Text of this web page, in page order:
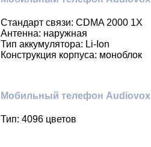
Стандарт связи: CDMA 2000 1X
Антенна: наружная
Тип аккумулятора: Li-Ion
Конструкция корпуса: моноблок
Мобильный телефон Audiovox
Тип: 4096 цветов